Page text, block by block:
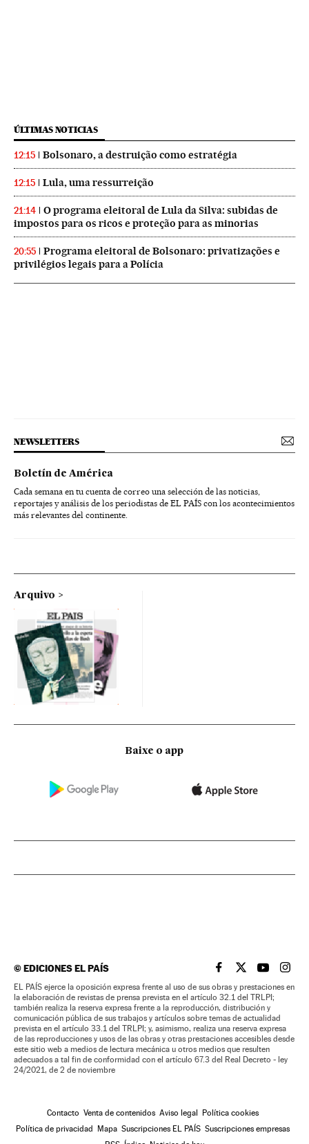
ÚLTIMAS NOTICIAS
12:15 Bolsonaro, a destruição como estratégia
12:15 Lula, uma ressurreição
21:14
O programa eleitoral de Lula da Silva: subidas de
impostos para os ricos e proteção para as minorias
20:55
Programa eleitoral de Bolsonaro: privatizações e
privilégios legais para a Polícia
NEWSLETTERS
Boletín de América
Cada semana en tu cuenta de correo una selección de las noticias,
reportajes y análisis de los periodistas de EL PAÍS con los acontecimientos
más relevantes del continente.
Arquivo
Baixe o app
©EDICIONES EL PAÍS EL PAÍS BRASIL EN
EL PAÍSEL PAÍS
EL
EL PAÍS ejerce la oposición expresa frente al uso de sus obras y prestaciones en
la elaboración de revistas de prensa prevista en el artículo 32.1 del TRLPI;
también realiza la reserva expresa frente a la reproducción, distribución y
comunicación pública de sus trabajos y artículos sobre temas de actualidad
prevista en el artículo 33.1 del TRLPI; y, asimismo, realiza una reserva expresa
de las reproducciones y usos de las obras y otras prestaciones accesibles desde
este sitio web a medios de lectura mecánica u otros medios que resulten
adecuados a tal fin de conformidad con el artículo 67.3 del Real Decreto - ley
24/2021, de 2 de noviembre
Contacto Venta de contenidos Aviso legal Política cookies
Política de privacidad Mapa Suscripciones EL PAÍS Suscripciones empresas